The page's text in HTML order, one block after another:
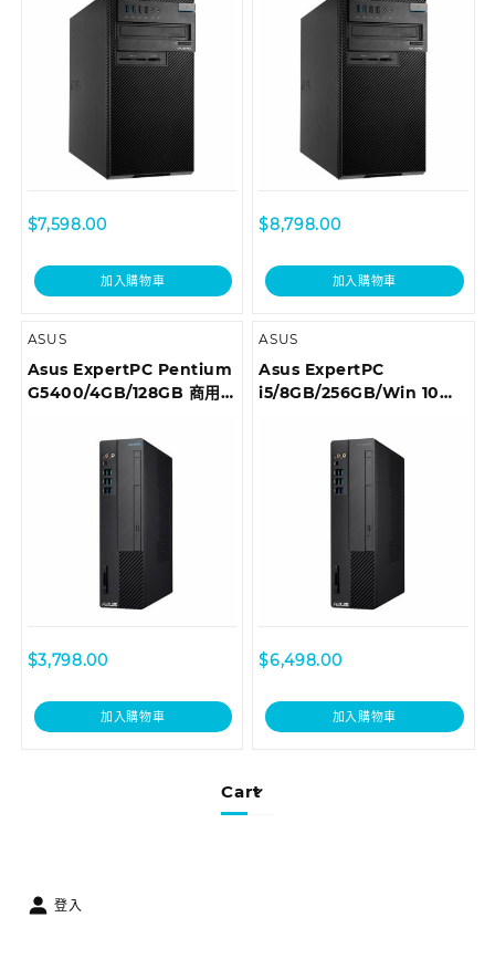
Cart
$7,598.00
加入購物車
$8,798.00
加入購物車
ASUS
Asus ExpertPC Pentium
G5400/4GB/128GB 商用
0G5400002T
$3,798.00
加入購物車
ASUS
Asus ExpertPC
i5/8GB/256GB/Win 10
D6414SFF-I59400036R
$6,498.00
加入購物車
登入